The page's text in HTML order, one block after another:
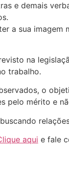
e demais
a sua
na
trabalho.
o
pelo mérito e
aqui e fale